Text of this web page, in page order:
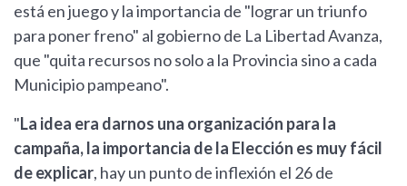
está en juego y la importancia de "lograr un triunfo
para poner freno" al gobierno de La Libertad Avanza,
que "quita recursos no solo a la Provincia sino a cada
Municipio pampeano".
"La idea era darnos una organización para la
campaña, la importancia de la Elección es muy fácil
de explicar, hay un punto de inflexión el 26 de